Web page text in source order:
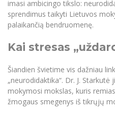
Studentams
Studentams
Darbuotojams
Azijos centras
Vilniaus
Darbuotojams
Partnerystės
Azijos centras
Vilniaus
Frankofoniškų
Darnus
Privatumo
Negalia ir
Viešai
Parama
Civilinė sauga
Privačių interesų
Informacija
Darbuotojų
Informacinė
Darbuotojų
Daugiafaktorinė
imasi ambicingo tikslo:
sprendimus taikyti Lietuvos
palaikančią bendruomenę.
Kai stresas
Šiandien švietime vis dažniau
„neurodidaktika“. Dr. J.
mokymosi mokslas, kuris
žmogaus smegenys iš tikrųjų